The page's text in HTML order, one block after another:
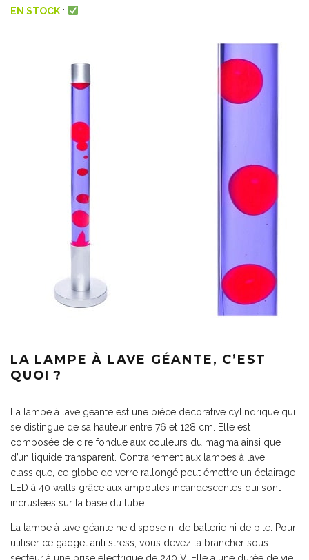
EN STOCK :
LA LAMPE À LAVE GÉANTE, C’EST
QUOI ?
La lampe à lave géante est une pièce décorative cylindrique qui
se distingue de sa hauteur entre 76 et 128 cm. Elle est
composée de cire fondue aux couleurs du magma ainsi que
d’un liquide transparent. Contrairement aux lampes à lave
classique, ce globe de verre rallongé peut émettre un éclairage
LED à 40 watts grâce aux ampoules incandescentes qui sont
incrustées sur la base du tube.
La lampe à lave géante ne dispose ni de batterie ni de pile. Pour
utiliser ce gadget anti stress , vous devez la brancher sous-
secteur à une prise électrique de 240 V. Elle a une durée de vie